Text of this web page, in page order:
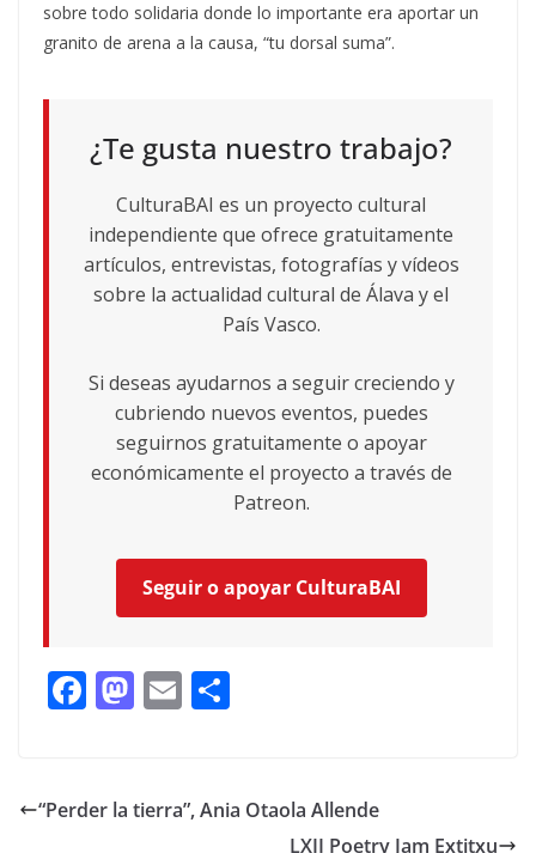
sobre todo solidaria donde lo importante era aportar un
granito de arena a la causa, “tu dorsal suma”.
¿Te gusta nuestro trabajo?
CulturaBAI es un proyecto cultural
independiente que ofrece gratuitamente
artículos, entrevistas, fotografías y vídeos
sobre la actualidad cultural de Álava y el
País Vasco.
Si deseas ayudarnos a seguir creciendo y
cubriendo nuevos eventos, puedes
seguirnos gratuitamente o apoyar
económicamente el proyecto a través de
Patreon.
Seguir o apoyar CulturaBAI
F
b
M
d
E
l p
“Perder la tierra”, Ania Otaola Allende
LXII Poetry Jam Extitxu